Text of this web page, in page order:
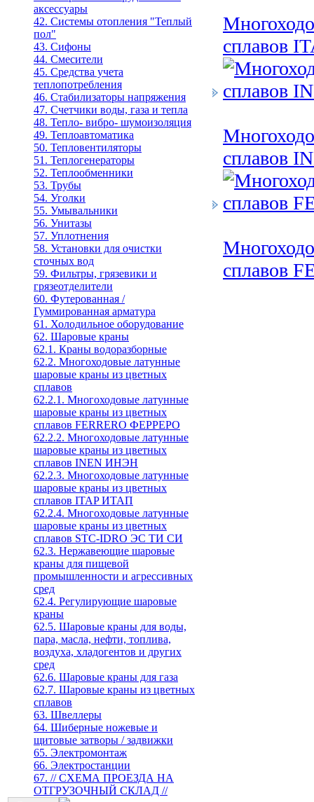
аксессуары
42. Системы отопления "Теплый
пол"
43. Сифоны
44. Смесители
45. Средства учета
теплопотребления
46. Стабилизаторы напряжения
47. Счетчики воды, газа и тепла
48. Тепло- вибро- шумоизоляция
49. Теплоавтоматика
50. Тепловентиляторы
51. Теплогенераторы
52. Теплообменники
53. Трубы
54. Уголки
55. Умывальники
56. Унитазы
57. Уплотнения
58. Установки для очистки
сточных вод
59. Фильтры, грязевики и
грязеотделители
60. Футерованная /
Гуммированная арматура
61. Холодильное oборудование
62. Шаровые краны
62.1. Краны водоразборные
62.2. Многоходовые латунные
шаровые краны из цветных
сплавов
62.2.1. Многоходовые латунные
шаровые краны из цветных
сплавов FERRERO ФЕРРЕРО
62.2.2. Многоходовые латунные
шаровые краны из цветных
сплавов INEN ИНЭН
62.2.3. Многоходовые латунные
шаровые краны из цветных
сплавов ITAP ИТАП
62.2.4. Многоходовые латунные
шаровые краны из цветных
сплавов STC-IDRO ЭС ТИ СИ
62.3. Нержавеющие шаровые
краны для пищевой
промышленности и агрессивных
сред
62.4. Регулирующие шаровые
краны
62.5. Шаровые краны для воды,
пара, масла, нефти, топлива,
воздуха, хладогентов и других
сред
62.6. Шаровые краны для газа
62.7. Шаровые краны из цветных
сплавов
63. Швеллеры
64. Шиберные ножевые и
щитовые затворы / задвижки
65. Электромонтаж
66. Электростанции
67. // СХЕМА ПРОЕЗДА НА
ОТГРУЗОЧНЫЙ СКЛАД //
сплавов
сплавов
сплавов